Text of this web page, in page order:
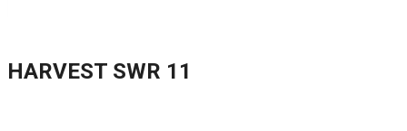
HARVEST SWR 11